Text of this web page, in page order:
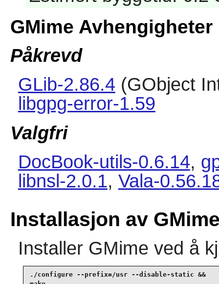
GMime Avhengigheter
Påkrevd
GLib-2.86.4 (GObject
libgpg-error-1.59
Valgfri
DocBook-utils-0.6.14,
libnsl-2.0.1, Vala-
Installasjon av
Installer GMime ved å
./configure --prefix=/usr --disable-static &&